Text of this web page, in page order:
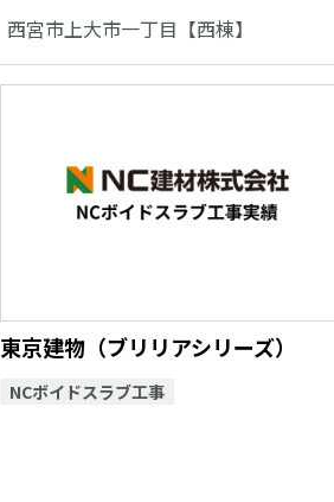
西宮市上大市一丁目【西棟】
東京建物（ブリリアシリーズ）
NCボイドスラブ工事